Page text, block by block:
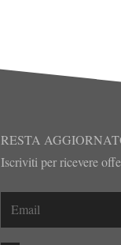
RESTA
Iscriviti per ricevere